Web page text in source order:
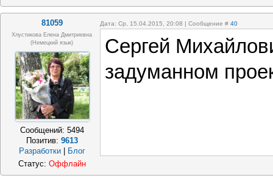
81059 Дата: Ср, 15.04.2015, 20:08 | Сообщение # 40
Хлустикова Елена Дмитриевна
(немецкий язык)
Сообщений: 5494
Позитив: 9613
Разработки
Блог
Сергей
задуманном
Статус: Оффлайн